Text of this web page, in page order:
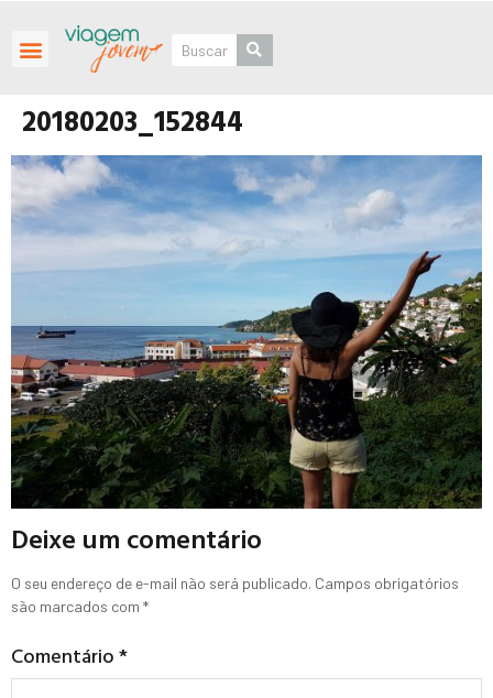
20180203_152844
Deixe um comentário
O seu endereço de e-mail não será publicado. Campos obrigatórios
são marcados com *
Comentário*